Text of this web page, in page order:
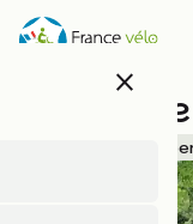
Aller
au
close
Le Bois